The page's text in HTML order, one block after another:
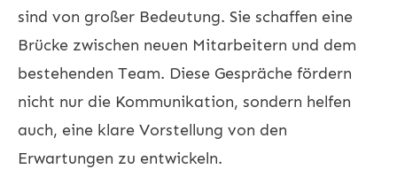
sind von großer Bedeutung. Sie schaffen eine
Brücke zwischen neuen Mitarbeitern und dem
bestehenden Team. Diese Gespräche fördern
nicht nur die Kommunikation, sondern helfen
auch, eine klare Vorstellung von den
Erwartungen zu entwickeln.